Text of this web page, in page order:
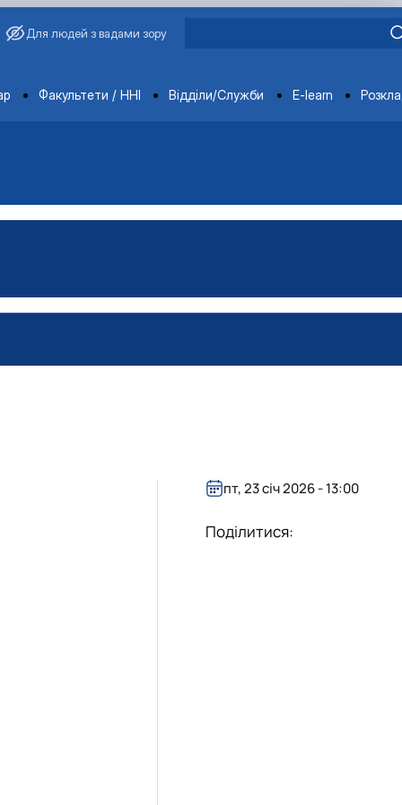
Для людей з вадами зору
Факультети / ННІ Відділи/Служби E-learn
пт, 23 січ 2026 - 13:00
Поділитися: